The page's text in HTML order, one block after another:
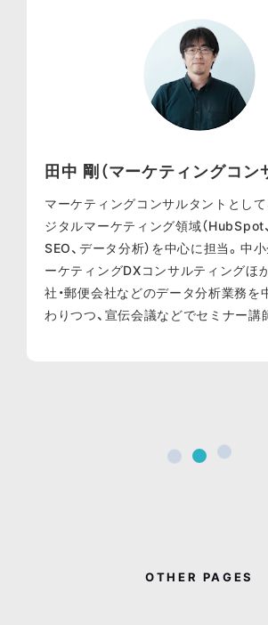
田中 剛（マーケティングコン
マーケティングコンサルタントとして
ジタルマーケティング領域（HubSpot
SEO、データ分析）を中心に担当。中
ーケティングDXコンサルティングほ
社・郵便会社などのデータ分析業務を
わりつつ、宣伝会議などでセミナー講
OTHER PAGES